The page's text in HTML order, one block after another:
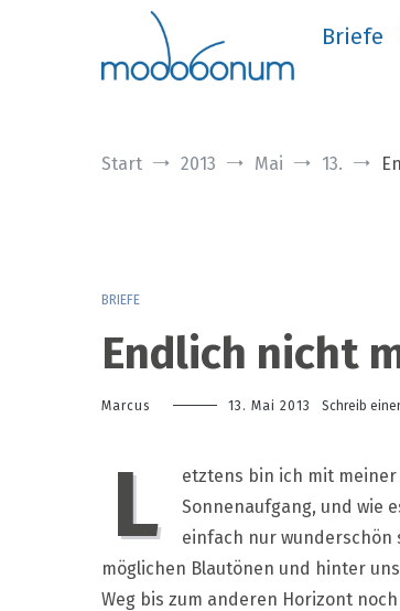
Briefe
Start 2013 Mai 13.
BRIEFE
Endlich nicht
Marcus 13. Mai 2013 Schreib
L
etztens bin ich mit meiner
Sonnenaufgang, und wie
einfach nur wunderschön
möglichen Blautönen und hinter
Weg bis zum anderen Horizont